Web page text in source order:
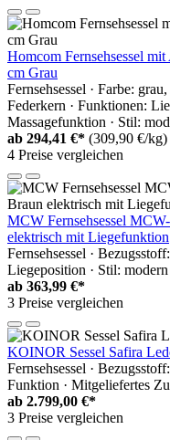
Homcom Fernsehsessel
cm Grau
Fernsehsessel · Farbe:
Federkern · Funktionen:
Massagefunktion · Stil:
ab 294,41 €* (309,90 €/kg)
4 Preise vergleichen
MCW Fernsehsessel
elektrisch mit Liegefunktion
Fernsehsessel ·
Liegeposition · Stil: modern
ab 363,99 €*
3 Preise vergleichen
KOINOR Sessel Safira
Fernsehsessel ·
Funktion · Mitgeliefertes
ab 2.799,00 €*
3 Preise vergleichen